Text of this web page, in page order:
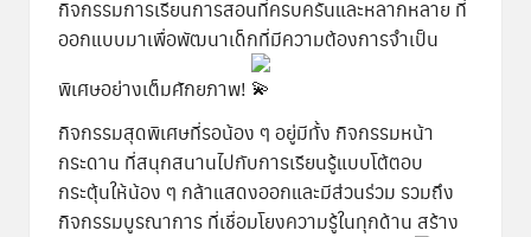
กิจกรรมการเรียนการสอนที่ครบครันและหลากหลาย ที่
ออกแบบมาเพื่อพัฒนาเด็กที่มีความต้องการจำเป็น
พิเศษอย่างเต็มศักยภาพ!
กิจกรรมสุดพิเศษที่รอน้อง ๆ อยู่มีทั้ง กิจกรรมหน้า
กระดาน ที่สนุกสนานไปกับการเรียนรู้แบบโต้ตอบ
กระตุ้นให้น้อง ๆ กล้าแสดงออกและมีส่วนร่วม รวมถึง
กิจกรรมบูรณาการ ที่เชื่อมโยงความรู้ในทุกด้าน สร้าง